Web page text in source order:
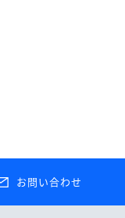
お問い合わせ